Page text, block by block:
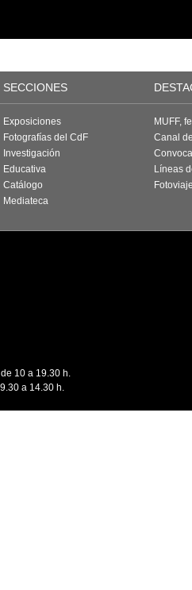
SECCIONES
Exposiciones
Fotografías del CdF
Investigación
Educativa
Catálogo
Mediateca
MUFF,
Canal
Líneas
10 a 19.30 h.
a 14.30 h.